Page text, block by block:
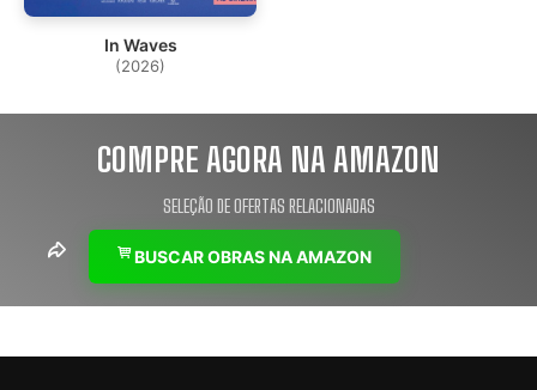
In Waves
(2026)
COMPRE AGORA NA AMAZON
SELEÇÃO DE OFERTAS RELACIONADAS
BUSCAR OBRAS NA AMAZON